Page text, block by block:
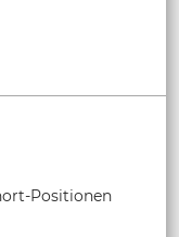
Positionen